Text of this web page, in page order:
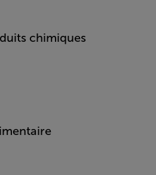
chimiques